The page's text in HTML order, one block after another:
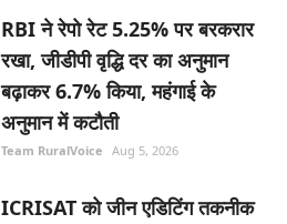
RBI ने रेपो रेट 5.25% पर बरकरार
रखा, जीडीपी वृद्धि दर का अनुमान
बढ़ाकर 6.7% किया, महंगाई के
अनुमान में कटौती
Team RuralVoice Aug 5, 2026
ICRISAT को जीन एडिटिंग तकनीक